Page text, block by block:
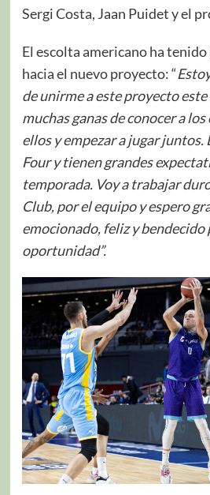
Sergi Costa, Jaan Puidet y el
El escolta americano ha
hacia el nuevo proyecto: “
de unirme a este proyecto este
muchas ganas de conocer a
ellos y empezar a jugar juntos.
Four y tienen grandes
temporada. Voy a trabajar
Club, por el equipo y espero
emocionado, feliz y bendecido
oportunidad”.